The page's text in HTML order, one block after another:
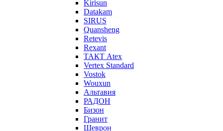
Kirisun
Datakam
SIRUS
Quansheng
Retevis
Rexant
ТАКТ Atex
Vertex Standard
Vostok
Wouxun
Альтавия
РАДОН
Бизон
Гранит
Шеврон